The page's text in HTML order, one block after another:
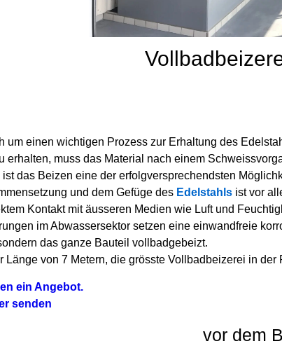
um einen wichtigen Prozess zur Erhaltung des
erhalten, muss das Material nach einem
das Beizen eine der erfolgversprechendsten
und dem Gefüge des Edelstahls ist vor
Kontakt mit äusseren Medien wie Luft und
im Abwassersektor setzen eine einwandfreie
das ganze Bauteil vollbadgebeizt.
Länge von 7 Metern, die grösste Vollbadbeizerei in der
ein Angebot.
senden
vor dem